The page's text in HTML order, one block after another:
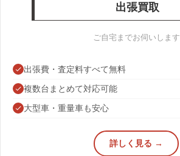
出張買取
ご自宅までお伺いします
出張費・査定料すべて無料
複数台まとめて対応可能
大型車・重量車も安心
詳しく見る →